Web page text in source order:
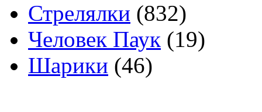
Стрелялки (832)
Человек Паук (19)
Шарики (46)